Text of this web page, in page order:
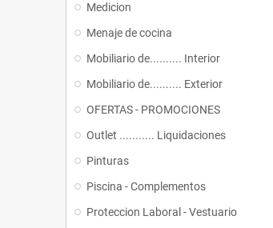
Medicion
Menaje de cocina
Mobiliario de.......... Interior
Mobiliario de.......... Exterior
OFERTAS - PROMOCIONES
Outlet ........... Liquidaciones
Pinturas
Piscina - Complementos
Proteccion Laboral - Vestuario